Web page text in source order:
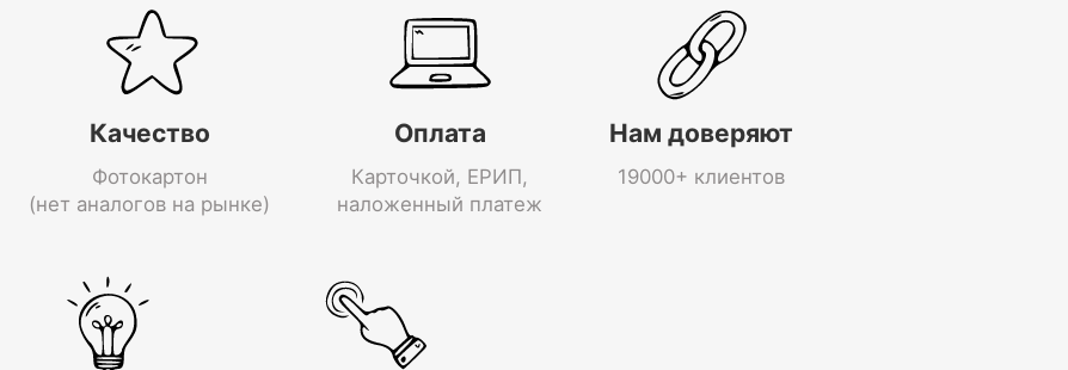
Качество
Фотокартон
(нет аналогов на рынке)
Оплата
Карточкой, ЕРИП,
наложенный платеж
Нам доверяют
19000+ клиентов